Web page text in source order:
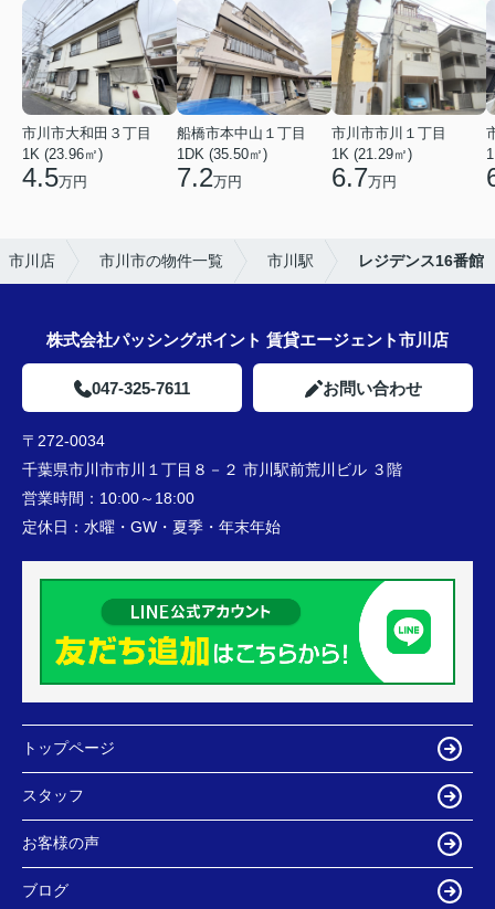
市川市大和田３丁目
1K (23.96㎡)
4.5万円
船橋市本中山１丁目
1DK (35.50㎡)
7.2万円
市川市市川１丁目
1K (21.29㎡)
6.7万円
市川店 市川市の物件一覧 市川駅 レジデンス16番館
株式会社パッシングポイント 賃貸エージェント市川店
047-325-7611 お問い合わせ
〒272-0034
千葉県市川市市川１丁目８－２ 市川駅前荒川ビル ３階
営業時間： 10:00～18:00
定休日： 水曜・GW・夏季・年末年始
トップページ
スタッフ
お客様の声
ブログ